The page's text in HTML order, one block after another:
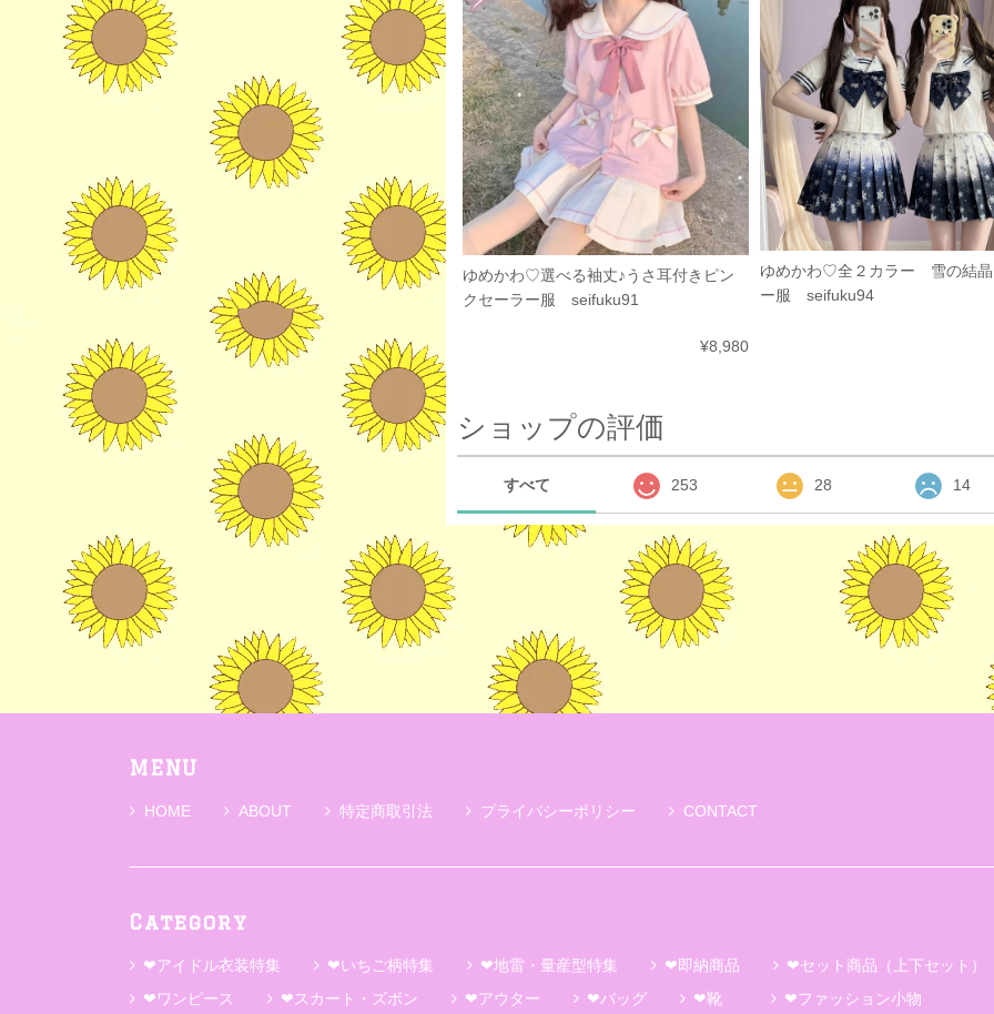
ゆめかわ♡選べる袖丈♪うさ耳付きピン
クセーラー服 seifuku91
¥8,980
ゆめかわ♡全２カラー 雪の結晶
ー服 seifuku94
ショップの評価
すべて 253 28 14
MENU
HOME ABOUT 特定商取引法 プライバシーポリシー CONTACT
Category
❤アイドル衣装特集 ❤いちご柄特集 ❤地雷・量産型特集 ❤即納商品
❤セット商品（上下セット）
❤ワンピース
❤スカート・ズボン ❤アウター ❤バッグ ❤靴 ❤ファッション小物